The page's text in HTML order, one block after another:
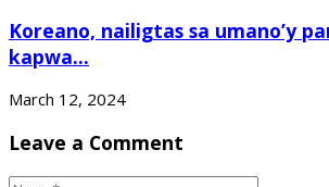
Koreano, nailigtas sa umano’y
kapwa...
March 12, 2024
Leave a Comment